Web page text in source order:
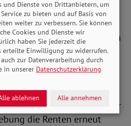
Ziel muss es darum sein,
und Arbeitnehmer das
gesund erreichen. Zudem
noch mitten in einer
Denn die Rente
einmal vollumfänglich
gut beraten, die Wirkung
ehe man mit einer
die Renten erneut
und Dienste von Drittanbietern, um
zu bieten und auf Basis von
weiter zu verbessern. Sie können
Cookies und Dienste wir
haben Sie jederzeit die
erteilte Einwilligung zu widerrufen.
zur Datenverarbeitung durch
in unserer Datenschutzerklärung
ablehnen Alle annehmen